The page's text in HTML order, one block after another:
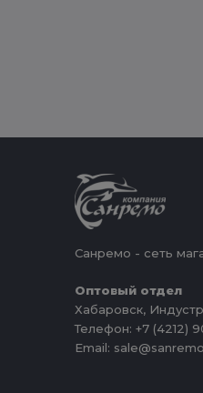
Санремо - сеть
Оптовый отдел
Хабаровск,
Телефон: +7 (4212)
Email: